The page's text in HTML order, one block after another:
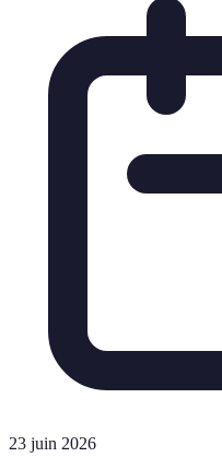
23 juin 2026